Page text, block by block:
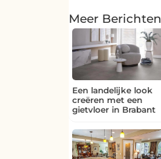
Meer Berichten
Een landelijke look
creëren met een
gietvloer in Brabant